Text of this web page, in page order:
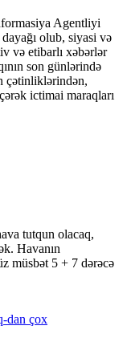
Agentliyi
olub, siyasi və
və etibarlı xəbərlər
son günlərində
çətinliklərindən,
ictimai maraqları
tutqun olacaq,
Havanın
müsbət 5 + 7 dərəcə